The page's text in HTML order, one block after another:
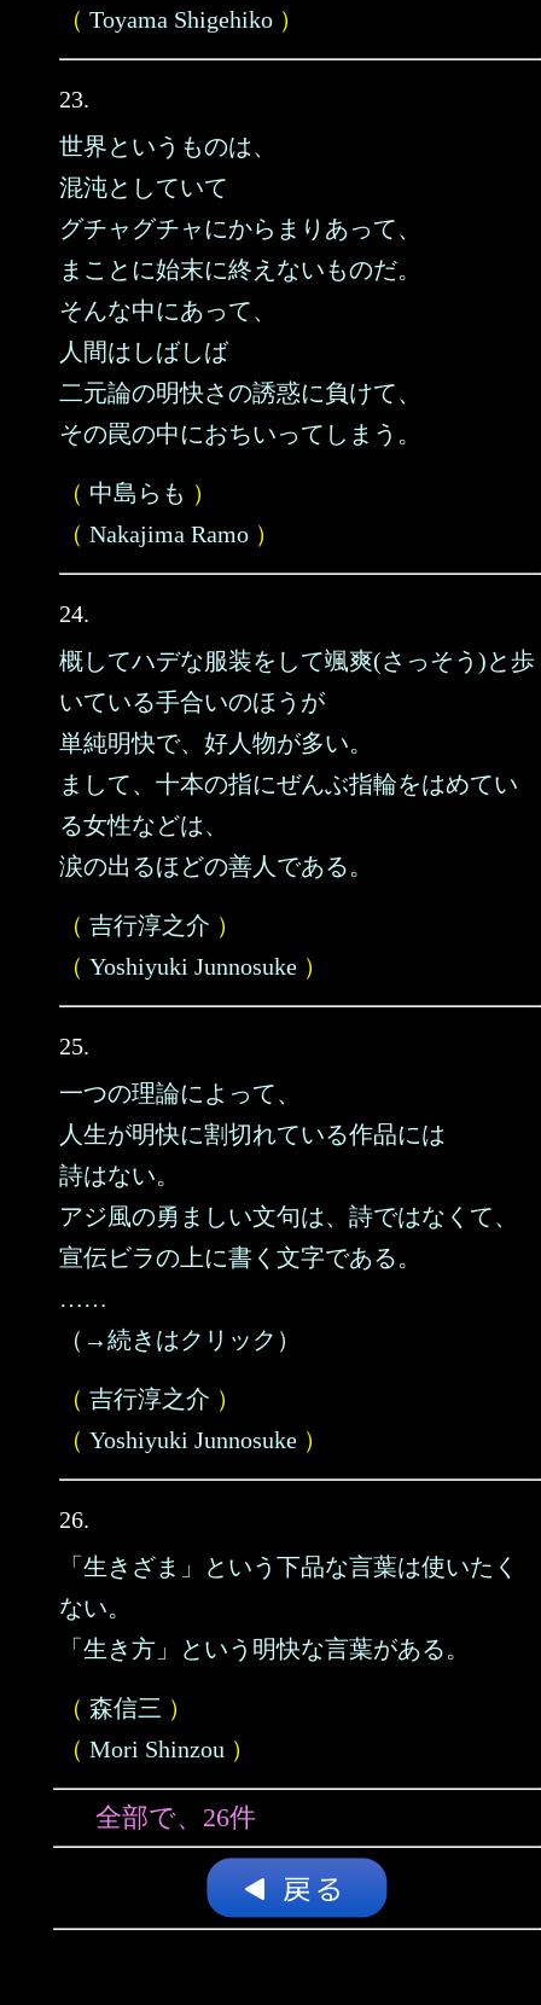
（ Toyama Shigehiko ）
23.
世界というものは、
混沌としていて
グチャグチャにからまりあって、
まことに始末に終えないものだ。
そんな中にあって、
人間はしばしば
二元論の明快さの誘惑に負けて、
その罠の中におちいってしまう。
（ 中島らも ）
（ Nakajima Ramo ）
24.
概してハデな服装をして颯爽(さっそう)と歩
いている手合いのほうが
単純明快で、好人物が多い。
まして、十本の指にぜんぶ指輪をはめてい
る女性などは、
涙の出るほどの善人である。
（ 吉行淳之介 ）
（ Yoshiyuki Junnosuke ）
25.
一つの理論によって、
人生が明快に割切れている作品には
詩はない。
アジ風の勇ましい文句は、詩ではなくて、
宣伝ビラの上に書く文字である。
……
（→続きはクリック）
（ 吉行淳之介 ）
（ Yoshiyuki Junnosuke ）
26.
「生きざま」という下品な言葉は使いたく
ない。
「生き方」という明快な言葉がある。
（ 森信三 ）
（ Mori Shinzou ）
全部で、26件